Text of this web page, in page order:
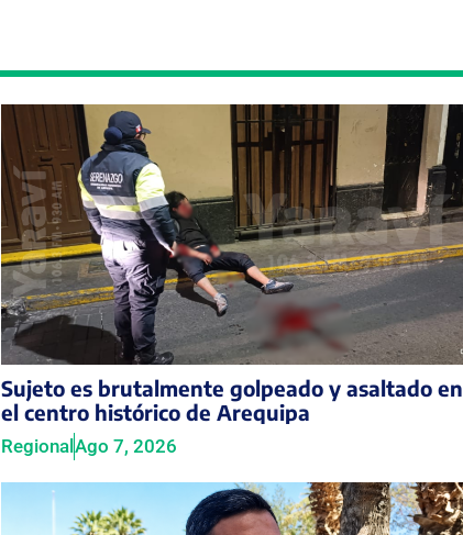
Sujeto es brutalmente golpeado y asaltado en
el centro histórico de Arequipa
RegionalAgo 7, 2026